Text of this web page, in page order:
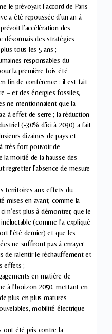
le prévoyait l’accord de Paris
a été repoussée d’un an à
l’accélération des
désormais des stratégies
tous les 5 ans ;
responsables du
la première fois été
fin de conférence : il est fait
– et des énergies fossiles,
ne mentionnaient que la
à effet de serre ; la réduction
(-30% d’ici à 2030) a fait
dizaines de pays et
à très fort pouvoir de
la moitié de la hausse des
regretter l’absence de mesure
territoires aux effets du
mises en avant, comme la
n’est plus à démontrer, que le
(comme l’a expliqué
l’été dernier) et que les
ne suffiront pas à enrayer
de ralentir le réchauffement et
effets ;
en matière de
à l’horizon 2050, mettant en
plus en plus matures
mobilité électrique
ont été pris contre la